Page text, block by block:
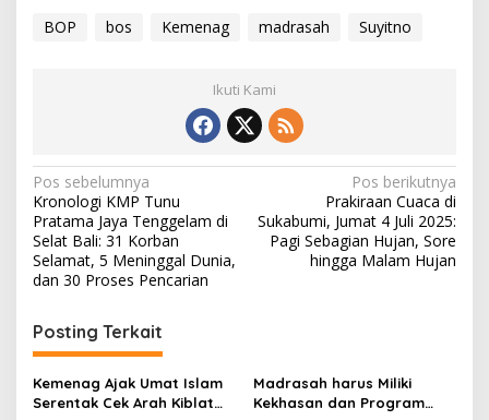
BOP bos Kemenag madrasah Suyitno
Ikuti Kami
N
a
v
i
a
s
i
Pos sebelumnya
Kronologi KMP Tunu
Pratama Jaya Tenggelam di
Selat Bali: 31 Korban
Selamat, 5 Meninggal Dunia,
dan 30 Proses Pencarian
Pos berikutnya
Prakiraan Cuaca di
Sukabumi, Jumat 4 Juli 2025:
Pagi Sebagian Hujan, Sore
hingga Malam Hujan
Posting Terkait
Kemenag Ajak Umat Islam
Serentak Cek Arah Kiblat
Madrasah harus Miliki
Kekhasan dan Program